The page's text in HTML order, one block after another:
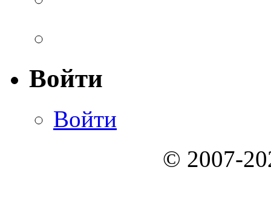
Войти
Войти
© 2007-